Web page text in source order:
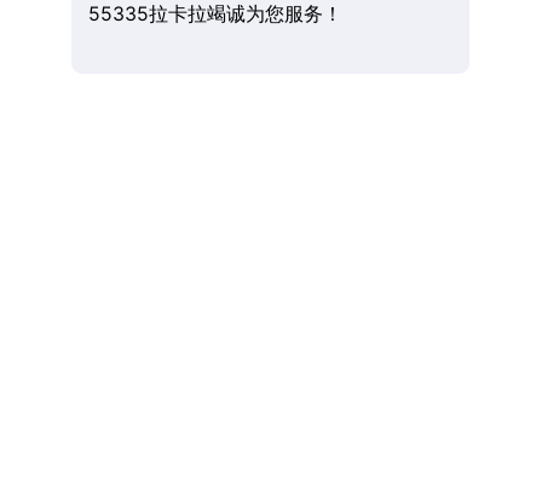
55335拉卡拉竭诚为您服务！